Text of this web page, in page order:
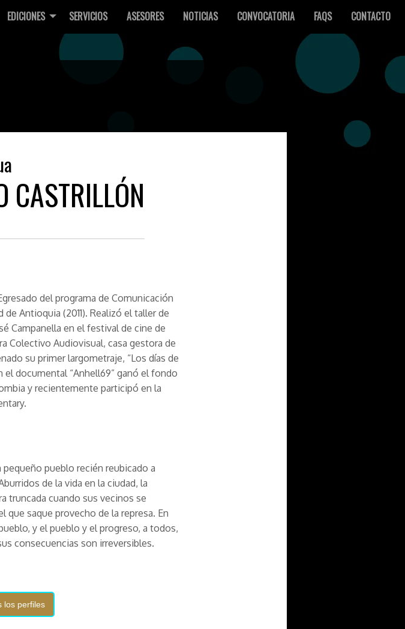
EDICIONES SERVICIOS ASESORES NOTICIAS CONVOCATORIA FAQS CONTACTO
CASTRILLÓN
del programa de Comunicación
Antioquia (2011). Realizó el taller de
Campanella en el festival de cine de
Colectivo Audiovisual, casa gestora de
su primer largometraje, “Los días de
el documental “Anhell69” ganó el fondo
y recientemente participó en la
pequeño pueblo recién reubicado a
de la vida en la ciudad, la
truncada cuando sus vecinos se
saque provecho de la represa. En
y el pueblo y el progreso, a todos,
consecuencias son irreversibles.